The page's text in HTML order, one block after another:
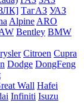
ТагАЗ УАЗ
Alpine ARO
Bentley BMW
Citroen Cupra
Dodge DongFeng
Wall Hafei
Infiniti Isuzu